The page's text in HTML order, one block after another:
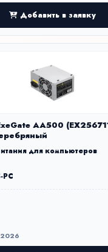
Добавить в заявку
AA500
для компьютеров
PC